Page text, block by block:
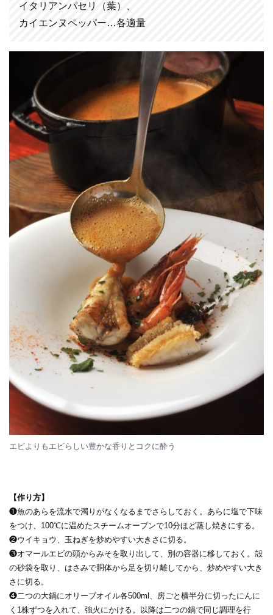
イタリアンパセリ（葉）、
カイエンヌペッパー…各適量
エビよりもエビらしい豊かな香りとコクに酔う
【作り方】
❶魚のあらを流水で濁りがなくなるまでさらしておく。あらに塩で下味
をつけ、100℃に温めたスチームオーブンで10分ほど蒸し焼きにする。
❷ウイキョウ、玉ねぎを炒めやすい大きさに切る。
❸オマールエビの頭からみそを取り出して、別の容器に移しておく。殻
の砂袋を取り、はさみで胴体から足を切り離してから、炒めやすい大き
さに切る。
❹二つの大鍋にオリーブオイル各500ml、房ごと横半分に切ったにんに
く1株ずつを入れて、強火にかける。以降は二つの鍋で同じ調理を行